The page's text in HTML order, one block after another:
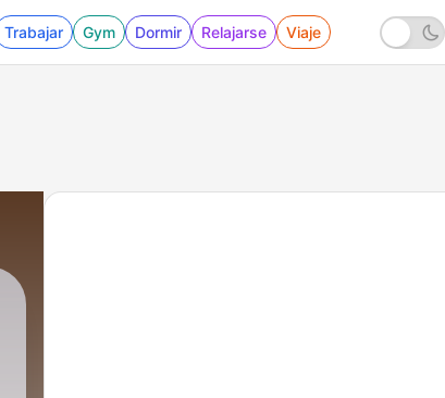
Trabajar Gym Dormir Relajarse Viaje